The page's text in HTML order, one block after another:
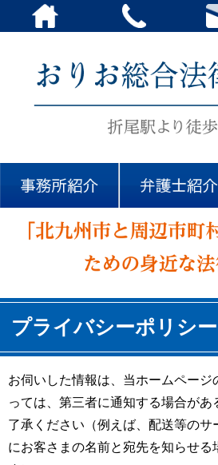
プライバシーポリシー
お伺いした情報は、当ホームページ
っては、第三者に通知する場合が
了承ください（例えば、配送等のサ
にお客さまの名前と宛先を知らせる